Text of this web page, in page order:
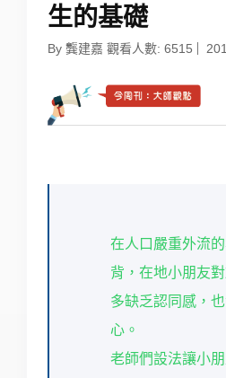
生的基礎
By 龔建嘉 觀看人數: 6515
在人口嚴重外流
背，在地小朋友對
多缺乏認同感，
心。
老師們設法讓小